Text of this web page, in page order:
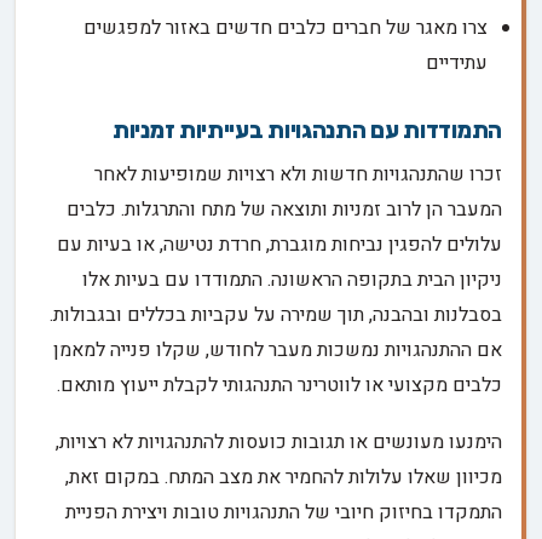
צרו מאגר של חברים כלבים חדשים באזור למפגשים
עתידיים
התמודדות עם התנהגויות בעייתיות זמניות
זכרו שהתנהגויות חדשות ולא רצויות שמופיעות לאחר
המעבר הן לרוב זמניות ותוצאה של מתח והתרגלות. כלבים
עלולים להפגין נביחות מוגברת, חרדת נטישה, או בעיות עם
ניקיון הבית בתקופה הראשונה. התמודדו עם בעיות אלו
בסבלנות ובהבנה, תוך שמירה על עקביות בכללים ובגבולות.
אם ההתנהגויות נמשכות מעבר לחודש, שקלו פנייה למאמן
כלבים מקצועי או לווטרינר התנהגותי לקבלת ייעוץ מותאם.
הימנעו מעונשים או תגובות כועסות להתנהגויות לא רצויות,
מכיוון שאלו עלולות להחמיר את מצב המתח. במקום זאת,
התמקדו בחיזוק חיובי של התנהגויות טובות ויצירת הפניית